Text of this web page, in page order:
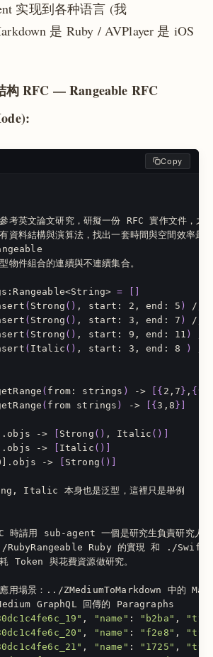
实现到各种语言 (我
是 Ruby / AVPlayer 是 iOS
构 RFC — Rangeable RFC
Copy
考英文論文研究，研擬一份 RFC 實作文件，
資料結構與演算法，找出一套時間與空間效率最
物件組合的連續與不連續集合。
=
( Strong () , start: 2, end: 5 )
//
( Strong () , start: 3, end: 7 )
//
( Strong () , start: 9, end: 11 )
( Italic () , start: 3, end: 8 )
( from: strings ) -> [{ 2,7 } , {
( from strings ) -> [{3,8 }]
->
Strong () , Italic ()]
->
Italic ()]
->
Strong ()]
Italic 本身也是泛型，這裡只是舉例
時請用 sub-agent 一個是研究生負責研究人
./RubyRangeable Ruby 的實現 和 ./
Token 與花費資源做研究。
應用場景：../ZMediumToMarkdown 中的
GraphQL 回傳的 Paragraphs
, "name" : "b2ba" ,
, "name" : "f2e8" ,
, "name" : "1725" ,